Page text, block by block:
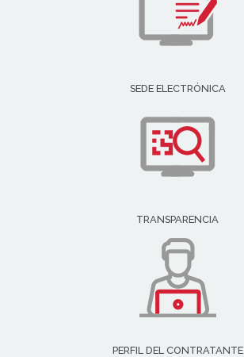
SEDE ELECTRÓNICA
TRANSPARENCIA
PERFIL DEL CONTRATANTE